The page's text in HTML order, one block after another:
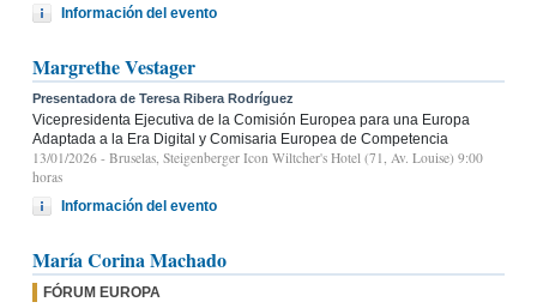
Información del evento
Margrethe Vestager
Presentadora de Teresa Ribera Rodríguez
Vicepresidenta Ejecutiva de la Comisión Europea para una Europa
Adaptada a la Era Digital y Comisaria Europea de Competencia
13/01/2026 - Bruselas, Steigenberger Icon Wiltcher's Hotel (71, Av. Louise) 9:00
horas
Información del evento
María Corina Machado
FÓRUM EUROPA